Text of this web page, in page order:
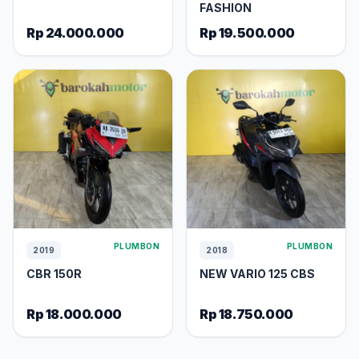
Rp 24.000.000
FASHION
Rp 19.500.000
2019 PLUMBON
CBR 150R
Rp 18.000.000
2018 PLUMBON
NEW VARIO 125 CBS
Rp 18.750.000